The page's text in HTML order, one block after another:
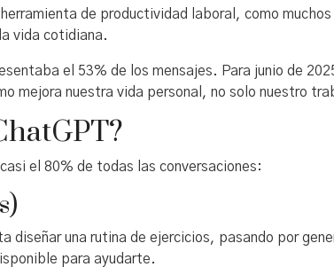
de productividad laboral, como
vida cotidiana.
el 53% de los mensajes. Para junio de
mejora nuestra vida personal, no solo nuestro
el 80% de todas las conversaciones:
diseñar una rutina de ejercicios, pasando por
para ayudarte.